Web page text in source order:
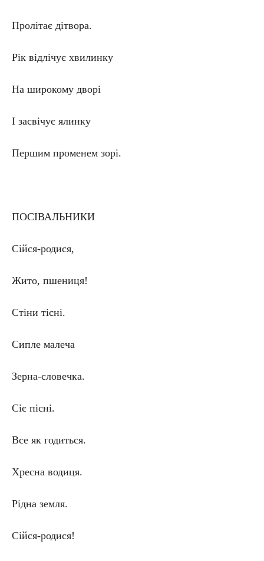
Пролітає дітвора.
Рік відлічує хвилинку
На широкому дворі
І засвічує ялинку
Першим променем зорі.
ПОСІВАЛЬНИКИ
Сійся-родися,
Жито, пшениця!
Стіни тісні.
Сипле малеча
Зерна-словечка.
Сіє пісні.
Все як годиться.
Хресна водиця.
Рідна земля.
Сійся-родися!